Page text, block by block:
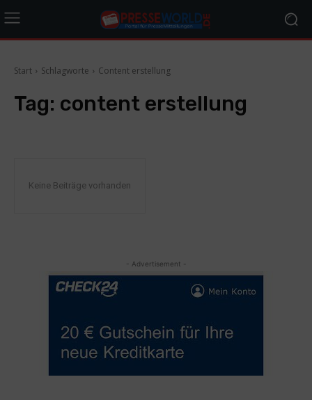
Start Schlagworte Content erstellung
Tag: content erstellung
Keine Beiträge vorhanden
- Advertisement -